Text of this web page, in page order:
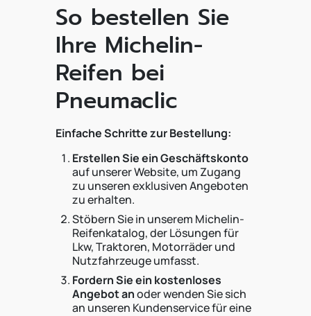
So bestellen Sie
Ihre Michelin-
Reifen bei
Pneumaclic
Einfache Schritte zur Bestellung:
Erstellen Sie ein Geschäftskonto
auf unserer Website, um Zugang
zu unseren exklusiven Angeboten
zu erhalten.
Stöbern Sie in unserem Michelin-
Reifenkatalog, der Lösungen für
Lkw, Traktoren, Motorräder und
Nutzfahrzeuge umfasst.
Fordern Sie ein kostenloses
Angebot anoder wenden Sie sich
an unseren Kundenservice für eine